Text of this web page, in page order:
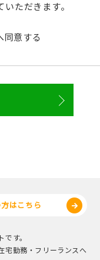
ただきます。
同意する
はこちら
す。
宅勤務・フリーランスへ